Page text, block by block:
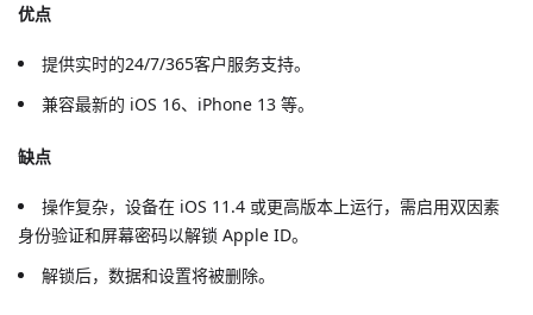
优点
提供实时的24/7/365客户服务支持。
兼容最新的 iOS 16、iPhone 13 等。
缺点
操作复杂，设备在 iOS 11.4 或更高版本上运行，需启用双因素
身份验证和屏幕密码以解锁 Apple ID。
解锁后，数据和设置将被删除。